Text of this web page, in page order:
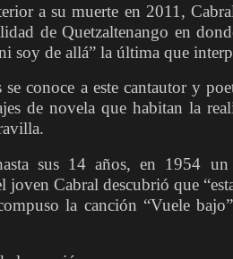
a su muerte en 2011,
de Quetzaltenango en
soy de allá” la última que
se conoce a este cantautor y
de novela que habitan la
sus 14 años, en 1954
joven Cabral descubrió que
la canción “Vuele